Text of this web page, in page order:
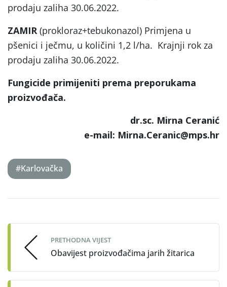
prodaju zaliha 30.06.2022.
ZAMIR (prokloraz+tebukonazol) Primjena u
pšenici i ječmu, u količini 1,2 l/ha. Krajnji rok za
prodaju zaliha 30.06.2022.
Fungicide primijeniti prema preporukama
proizvođača.
dr.sc. Mirna Ceranić
e-mail: Mirna.Ceranic@mps.hr
#Karlovačka
navigation
PRETHODNA VIJEST
Obavijest proizvođačima jarih žitarica